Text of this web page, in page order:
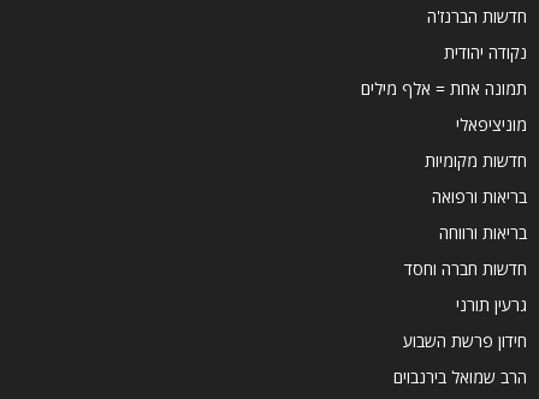
חדשות הברנז'ה
נקודה יהודית
תמונה אחת = אלף מילים
מוניציפאלי
חדשות מקומיות
בריאות ורפואה
בריאות ורווחה
חדשות חברה וחסד
גרעין תורני
חידון פרשת השבוע
הרב שמואל בירנבוים